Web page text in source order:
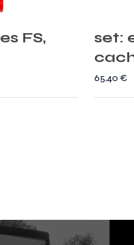
FS,
set:
65,40 €